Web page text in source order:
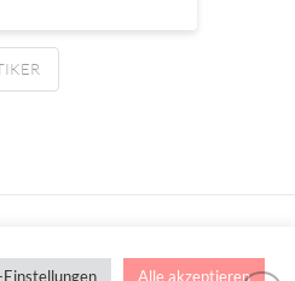
Alle akzeptieren